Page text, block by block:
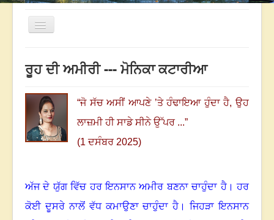
Toggle
ਰਚਨਾਵਾਂ
ਸਰੋਕਾਰ ਦੇ ਲੇਖਕ
ਸੰਪਰਕ
We have 167 guests and no members online
ਰੂਹ ਦੀ ਅਮੀਰੀ --- ਮੋਨਿਕਾ ਕਟਾਰੀਆ
“ਜੋ ਸੱਚ ਅਸੀਂ ਆਪਣੇ ’ਤੇ ਹੰਢਾਇਆ ਹੁੰਦਾ ਹੈ, ਉਹ
ਲਾਜ਼ਮੀ ਹੀ ਸਾਡੇ ਸੀਨੇ ਉੱਪਰ ...”
(1 ਦਸੰਬਰ 2025)
ਅੱਜ ਦੇ ਯੁੱਗ ਵਿੱਚ ਹਰ ਇਨਸਾਨ ਅਮੀਰ ਬਣਨਾ ਚਾਹੁੰਦਾ ਹੈ। ਹਰ
ਕੋਈ ਦੂਸਰੇ ਨਾਲੋਂ ਵੱਧ ਕਮਾਉਣਾ ਚਾਹੁੰਦਾ ਹੈ। ਜਿਹੜਾ ਇਨਸਾਨ